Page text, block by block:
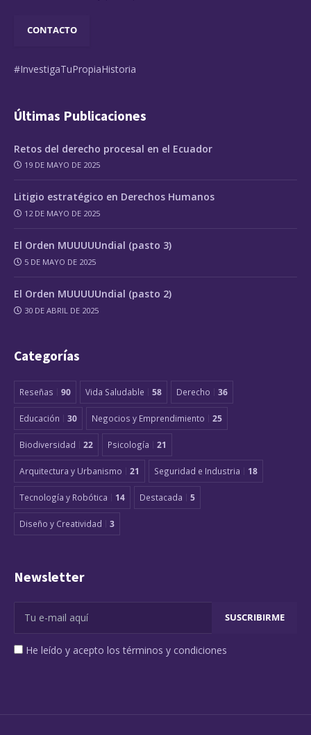
CONTACTO
#InvestigaTuPropiaHistoria
Últimas Publicaciones
Retos del derecho procesal en el Ecuador
19 DE MAYO DE 2025
Litigio estratégico en Derechos Humanos
12 DE MAYO DE 2025
El Orden MUUUUUndial (pasto 3)
5 DE MAYO DE 2025
El Orden MUUUUUndial (pasto 2)
30 DE ABRIL DE 2025
Categorías
Reseñas 90 Vida Saludable 58 Derecho 36
Educación 30 Negocios y Emprendimiento 25
Biodiversidad 22 Psicología 21
Arquitectura y Urbanismo 21 Seguridad e Industria 18
Tecnología y Robótica 14 Destacada 5
Diseño y Creatividad 3
Newsletter
He leído y acepto los términos y condiciones